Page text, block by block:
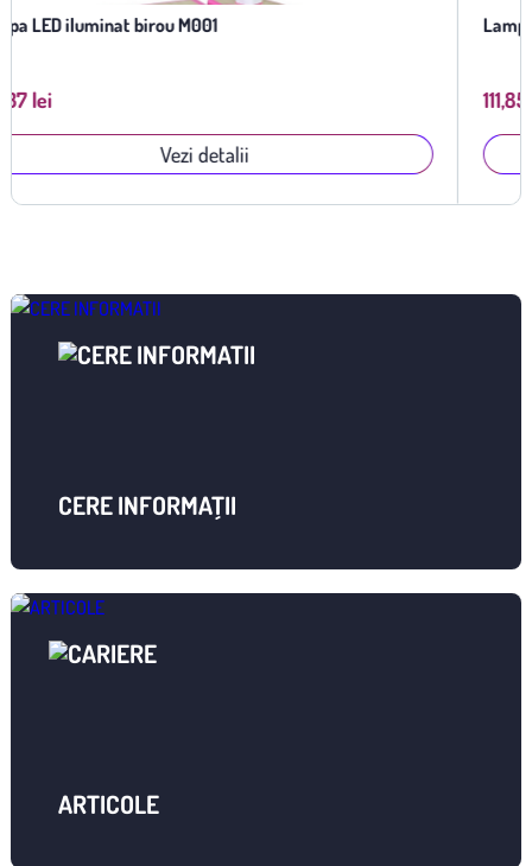
Lampa LED iluminat birou M002
CERE INFORMAȚII
ARTICOLE